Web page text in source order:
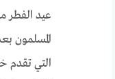
عيد الفطر
المسلمون
التي